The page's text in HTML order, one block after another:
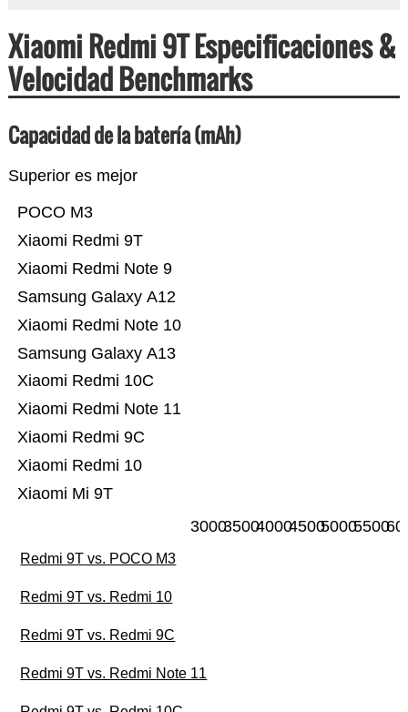
Xiaomi Redmi 9T Especificaciones &
Velocidad Benchmarks
Capacidad de la batería (mAh)
Superior es mejor
Xiaomi Mi 9T
Xiaomi Redmi 10
Xiaomi Redmi 9C
Xiaomi Redmi Note 11
Xiaomi Redmi 10C
Samsung Galaxy A13
Xiaomi Redmi Note 10
Samsung Galaxy A12
Xiaomi Redmi Note 9
Xiaomi Redmi 9T
POCO M3
300035004000450050005500
Redmi 9T vs. POCO M3
Redmi 9T vs. Redmi 10
Redmi 9T vs. Redmi 9C
Redmi 9T vs. Redmi Note 11